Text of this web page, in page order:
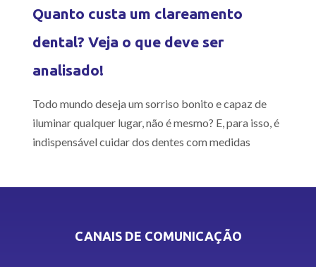
Quanto custa um clareamento
dental? Veja o que deve ser
analisado!
Todo mundo deseja um sorriso bonito e capaz de
iluminar qualquer lugar, não é mesmo? E, para isso, é
indispensável cuidar dos dentes com medidas
CANAIS DE COMUNICAÇÃO